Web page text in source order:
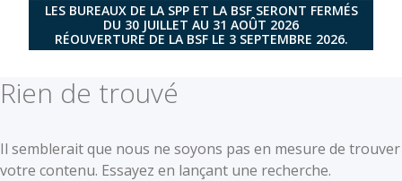
LES BUREAUX DE LA SPP ET LA BSF SERONT FERMÉS
DU 30 JUILLET AU 31 AOÛT 2026
RÉOUVERTURE DE LA BSF LE 3 SEPTEMBRE 2026.
Rien de trouvé
Il semblerait que nous ne soyons pas en mesure de trouver
votre contenu. Essayez en lançant une recherche.